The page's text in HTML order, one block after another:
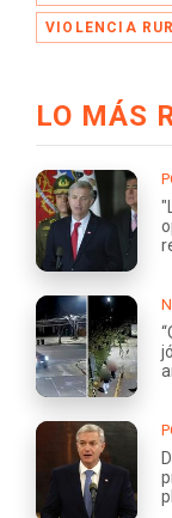
VIOLENCIA
LO MÁS